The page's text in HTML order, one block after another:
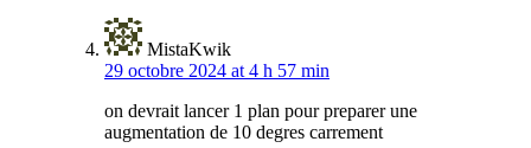
MistaKwik
29 octobre 2024 at 4 h 57 min
on devrait lancer 1 plan pour preparer une
augmentation de 10 degres carrement